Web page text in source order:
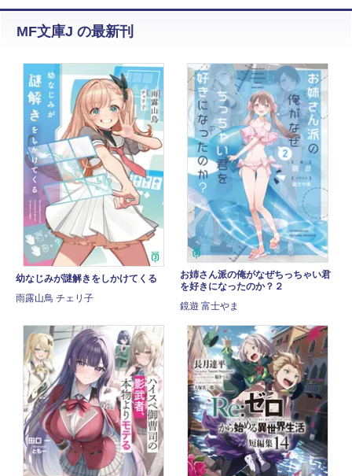
MF文庫J の最新刊
幼なじみが謎解きをしかけてくる
雨露山鳥 チェリ子
お姉さん派の俺がなぜちっちゃい君
を好きになったのか？２
鏡遊 富士やま